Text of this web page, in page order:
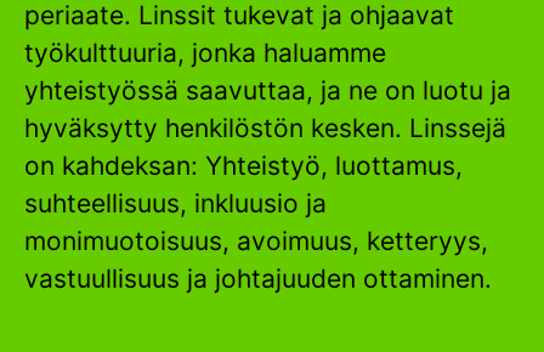
periaate. Linssit tukevat ja ohjaavat
työkulttuuria, jonka haluamme
yhteistyössä saavuttaa, ja ne on luotu ja
hyväksytty henkilöstön kesken. Linssejä
on kahdeksan: Yhteistyö, luottamus,
suhteellisuus, inkluusio ja
monimuotoisuus, avoimuus, ketteryys,
vastuullisuus ja johtajuuden ottaminen.